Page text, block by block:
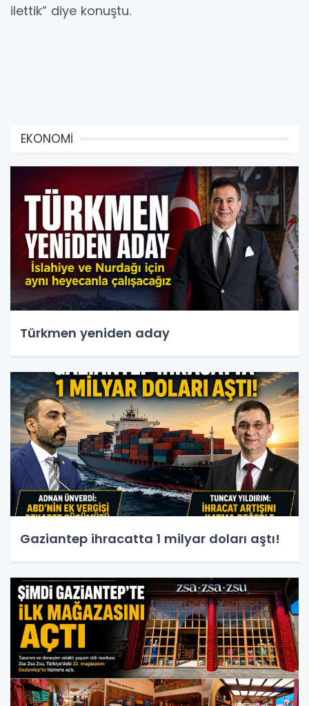
ilettik” diye konuştu.
EKONOMİ
Türkmen yeniden aday
Gaziantep ihracatta 1 milyar doları aştı!